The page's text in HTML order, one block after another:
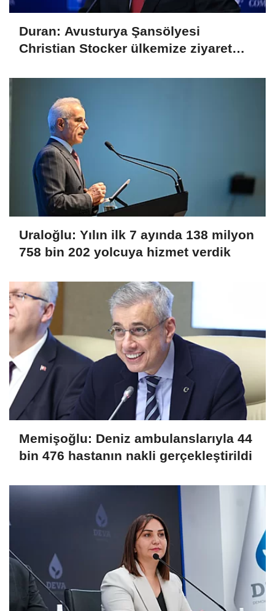
Duran: Avusturya Şansölyesi
Christian Stocker ülkemize ziyaret
Uraloğlu: Yılın ilk 7 ayında 138 milyon
758 bin 202 yolcuya hizmet verdik
Memişoğlu: Deniz ambulanslarıyla 44
bin 476 hastanın nakli gerçekleştirildi